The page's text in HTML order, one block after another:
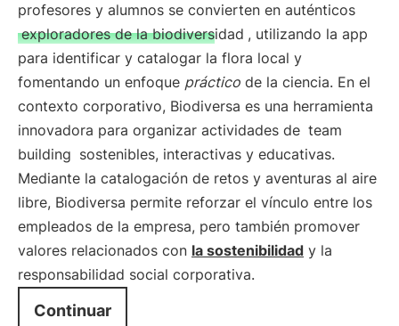
profesores y alumnos se convierten en auténticos
exploradores de la biodiversidad , utilizando la app
para identificar y catalogar la flora local y
fomentando un enfoque práctico de la ciencia. En el
contexto corporativo, Biodiversa es una herramienta
innovadora para organizar actividades de team
building sostenibles, interactivas y educativas.
Mediante la catalogación de retos y aventuras al aire
libre, Biodiversa permite reforzar el vínculo entre los
empleados de la empresa, pero también promover
valores relacionados con la sostenibilidad y la
responsabilidad social corporativa.
Continuar